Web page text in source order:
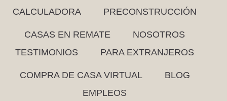
CALCULADORA
PRECONSTRUCCIÓN
CASAS EN REMATE
NOSOTROS
TESTIMONIOS
PARA EXTRANJEROS
COMPRA DE CASA VIRTUAL
BLOG
EMPLEOS